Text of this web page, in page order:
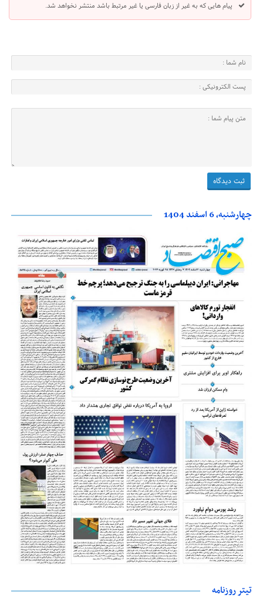
پیام هایی که به غیر از زبان فارسی یا غیر مرتبط باشد منتشر نخواهد شد.
چهارشنبه، 6 اسفند 1404
تیتر روزنامه